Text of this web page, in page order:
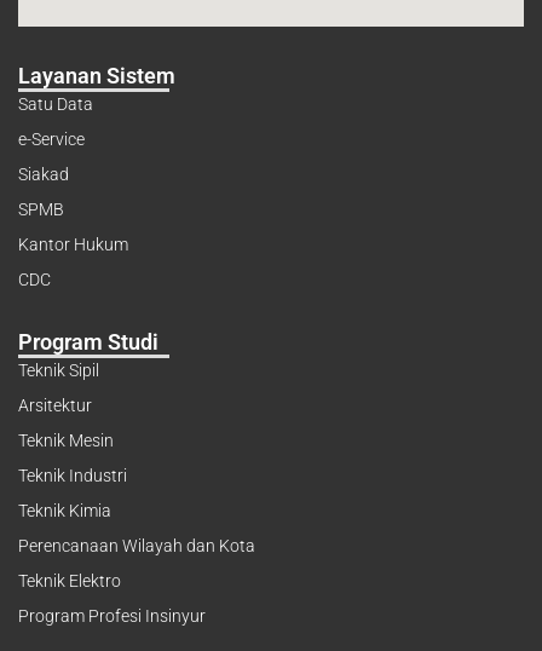
Layanan Sistem
Satu Data
e-Service
Siakad
SPMB
Kantor Hukum
CDC
Program Studi
Teknik Sipil
Arsitektur
Teknik Mesin
Teknik Industri
Teknik Kimia
Perencanaan Wilayah dan Kota
Teknik Elektro
Program Profesi Insinyur